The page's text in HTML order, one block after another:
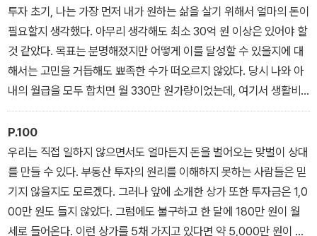
신의 자산규모에 따라 수익이 달라질 수 있다.
▶ 1장_ 당신은 왜 아직 부자가 아닌가
투자 초기, 나는 가장 먼저 내가 원하는 삶을 살기 위해서 얼마의 돈이
필요할지 생각했다. 아무리 생각해도 최소 30억 원 이상은 있어야 할
것 같았다. 목표는 분명해졌지만 어떻게 이를 달성할 수 있을지에 대
해서는 고민을 거듭해도 뾰족한 수가 떠오르지 않았다. 당시 나와 아
내의 월급을 모두 합치면 월 330만 원가량이었는데, 여기서 생활비
200만 원을 빼고 나면 매월 130만 원이었다. 거기에 보너스 등을 합
친다고 해도 1년에 2,000만 원을 모으기도 힘들 것이었다. 그런데 이
렇게 10년을 모은다 해도 고작 2억 원이다. 그 시절 서울 소재 30평
대 아파트가 5억 원 정도였으니 10년을 모아도 서울의 아파트 전세
금도 마련하기 힘들 터였다. 획기적인 투자 계획이 필요했다. 월급쟁
이도 부자가 될 수 있는 방법 말이다. 나는 수많은 재테크 책을 읽고
강연을 들으며 고민 끝에 나름의 시스템을 만들어갔다. 결국, 경제적
P.100
우리는 직접 일하지 않으면서도 얼마든지 돈을 벌어오는 맞벌이 상대
를 만들 수 있다. 부동산 투자의 원리를 이해하지 못하는 사람들은 믿
기지 않을지도 모르겠다. 그러나 앞에 소개한 상가 또한 투자금은 1,0
00만 원도 들지 않았다. 그럼에도 불구하고 한 달에 180만 원이 월
세로 들어온다. 이런 상가를 5채 가지고 있다면 약 5,000만 원이 안